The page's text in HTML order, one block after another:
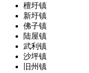
檀圩镇
新圩镇
佛子镇
陆屋镇
武利镇
沙坪镇
旧州镇